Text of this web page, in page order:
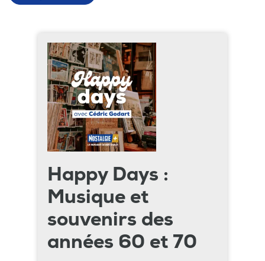
Happy Days :
Musique et
souvenirs des
années 60 et 70